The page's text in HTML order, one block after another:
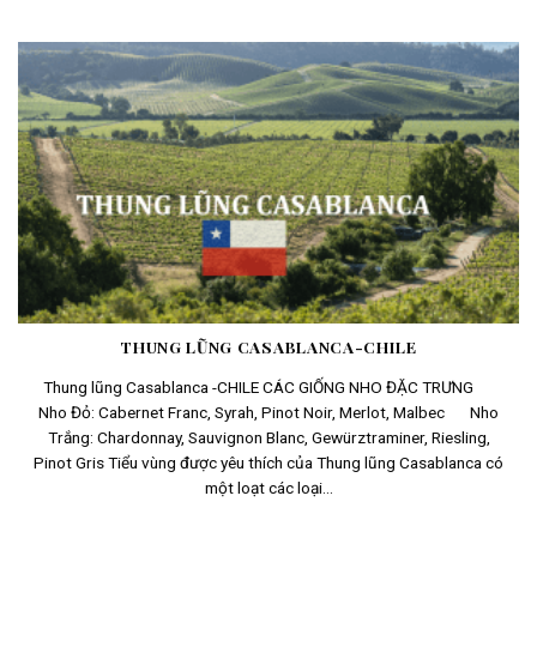
THUNG LŨNG CASABLANCA-CHILE
Thung lũng Casablanca -CHILE CÁC GIỐNG NHO ĐẶC TRƯNG
Nho Đỏ: Cabernet Franc, Syrah, Pinot Noir, Merlot, Malbec Nho
Trắng: Chardonnay, Sauvignon Blanc, Gewürztraminer, Riesling,
Pinot Gris Tiểu vùng được yêu thích của Thung lũng Casablanca có
một loạt các loại...